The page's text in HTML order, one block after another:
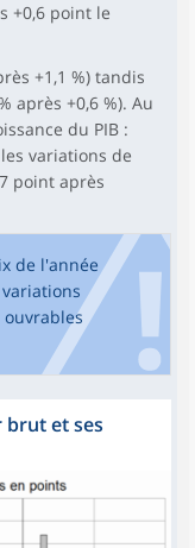
+0,6 point le
+1,1 %) tandis
après +0,6 %). Au
du PIB :
variations de
point après
de l'année
et ses